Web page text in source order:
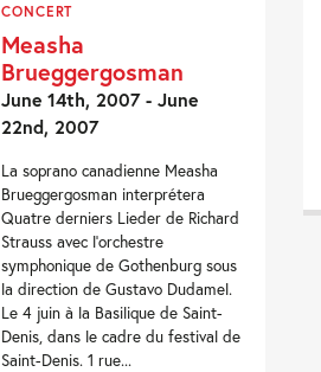
CONCERT
Measha
Brueggergosman
June 14th, 2007 - June
22nd, 2007
La soprano canadienne Measha
Brueggergosman interprétera
Quatre derniers Lieder de Richard
Strauss avec l'orchestre
symphonique de Gothenburg sous
la direction de Gustavo Dudamel.
Le 4 juin à la Basilique de Saint-
Denis, dans le cadre du festival de
Saint-Denis. 1 rue...